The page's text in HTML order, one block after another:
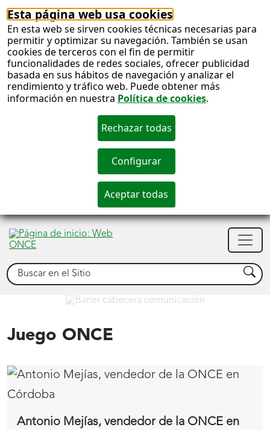
Esta página web usa cookies
En esta web se sirven cookies técnicas necesarias para
permitir y optimizar su navegación. También se usan
cookies de terceros con el fin de permitir
funcionalidades de redes sociales, ofrecer publicidad
basada en sus hábitos de navegación y analizar el
rendimiento y tráfico web. Puede obtener más
información en nuestra Política de cookies.
Buscar Buscar
Comunicación
Juego ONCE
Antonio Mejías, vendedor de la ONCE en